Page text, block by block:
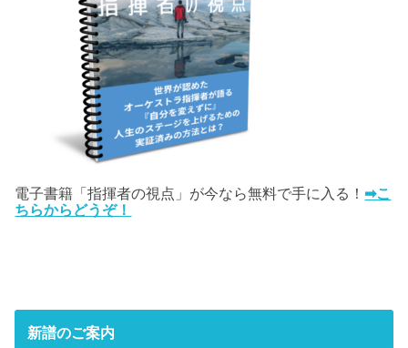
電子書籍「指揮者の視点」が今なら無料で手に入る！ ➡こ
ちらからどうぞ！
新譜のご案内